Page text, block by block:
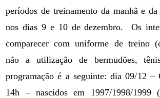
períodos de treinamento da manhã e
nos dias 9 e 10 de dezembro.
Os
comparecer com uniforme de treino
não a utilização de bermudões,
programação é a seguinte: dia 09/12 –
14h – nascidos em 1997/1998/1999